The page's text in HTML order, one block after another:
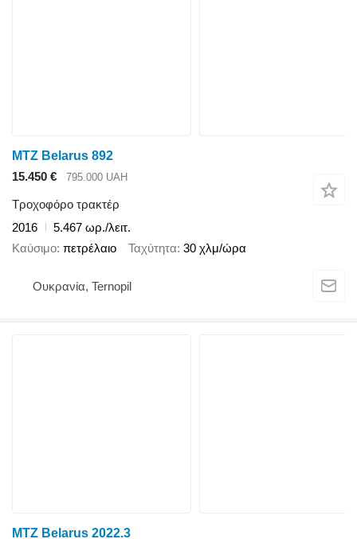
MTZ Belarus 892
15.450 €
795.000 UAH
Τροχοφόρο τρακτέρ
2016
5.467 ωρ./λειτ.
Καύσιμο πετρέλαιο Ταχύτητα 30 χλμ/ώρα
Ουκρανία, Ternopil
MTZ Belarus 2022.3